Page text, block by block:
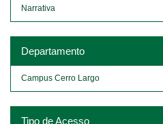
Narrativa
Departamento
Campus Cerro Largo
Tipo de Acesso